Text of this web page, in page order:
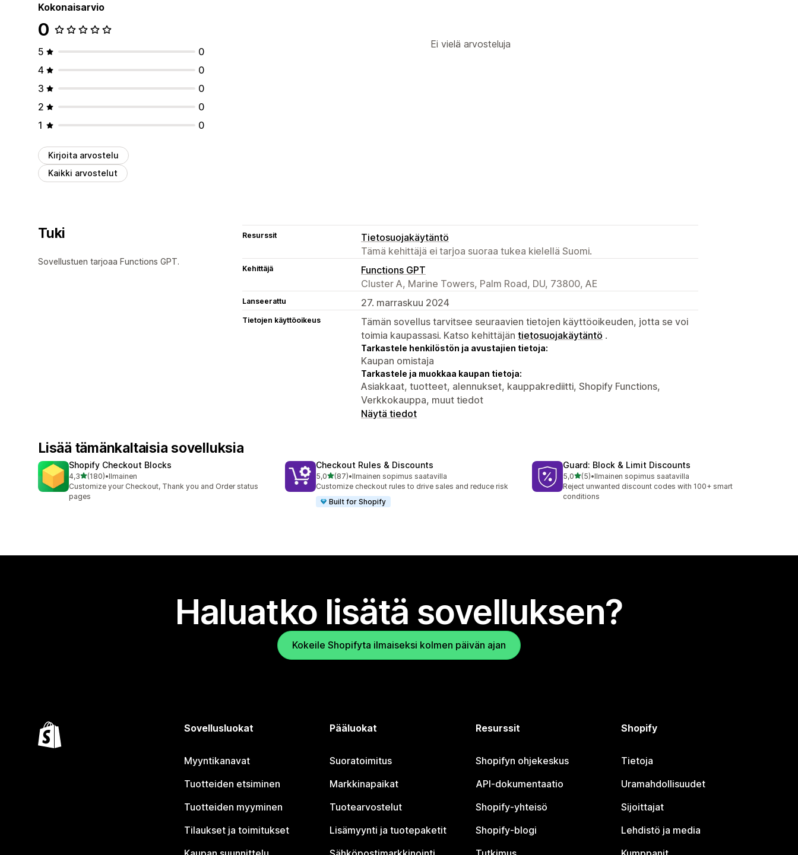
Kokonaisarvio
0
5
0
4
0
3
0
2
0
1
0
Kirjoita arvostelu
Kaikki arvostelut
Ei vielä arvosteluja
Tuki
Sovellustuen tarjoaa Functions GPT.
Resurssit
Tietosuojakäytäntö
Tämä kehittäjä ei tarjoa suoraa tukea kielellä Suomi.
Kehittäjä
Functions GPT
Cluster A, Marine Towers, Palm Road, DU, 73800, AE
Lanseerattu 27. marraskuu 2024
Tietojen käyttöoikeus
Tämän sovellus tarvitsee seuraavien tietojen käyttöoikeuden, jotta se voi
toimia kaupassasi. Katso kehittäjän tietosuojakäytäntö .
Tarkastele henkilöstön ja avustajien tietoja:
Kaupan omistaja
Tarkastele ja muokkaa kaupan tietoja:
Asiakkaat, tuotteet, alennukset, kauppakrediitti, Shopify Functions,
Verkkokauppa, muut tiedot
Näytä tiedot
Lisää tämänkaltaisia sovelluksia
Shopify Checkout Blocks
4,3/ 5 tähteä
(180)
180 arvostelua yhteensä
•Ilmainen
Customize your Checkout, Thank you and Order status
pages
Checkout Rules & Discounts
5,0/ 5 tähteä
(87)
87 arvostelua yhteensä
•Ilmainen sopimus saatavilla
Customize checkout rules to drive sales and reduce risk
Built for Shopify
Guard: Block & Limit Discounts
5,0/ 5 tähteä
(5)
5 arvostelua yhteensä
•Ilmainen sopimus saatavilla
Reject unwanted discount codes with 100+ smart
conditions
Haluatko lisätä sovelluksen?
Kokeile Shopifyta ilmaiseksi kolmen päivän ajan
Sovellusluokat
Myyntikanavat
Tuotteiden etsiminen
Tuotteiden myyminen
Tilaukset ja toimitukset
Pääluokat
Suoratoimitus
Markkinapaikat
Tuotearvostelut
Lisämyynti ja tuotepaketit
Resurssit
Shopifyn ohjekeskus
API-dokumentaatio
Shopify-yhteisö
Shopify-blogi
Shopify
Tietoja
Uramahdollisuudet
Sijoittajat
Lehdistö ja media